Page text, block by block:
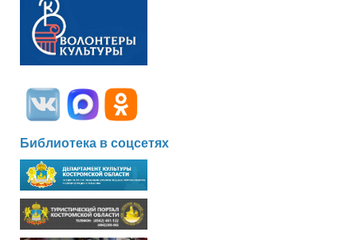
Библиотека в соцсетях